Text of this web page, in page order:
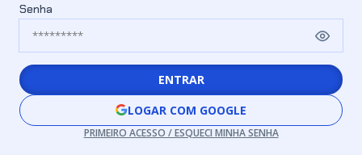
Senha
ENTRAR
LOGAR COM GOOGLE
PRIMEIRO ACESSO / ESQUECI MINHA SENHA